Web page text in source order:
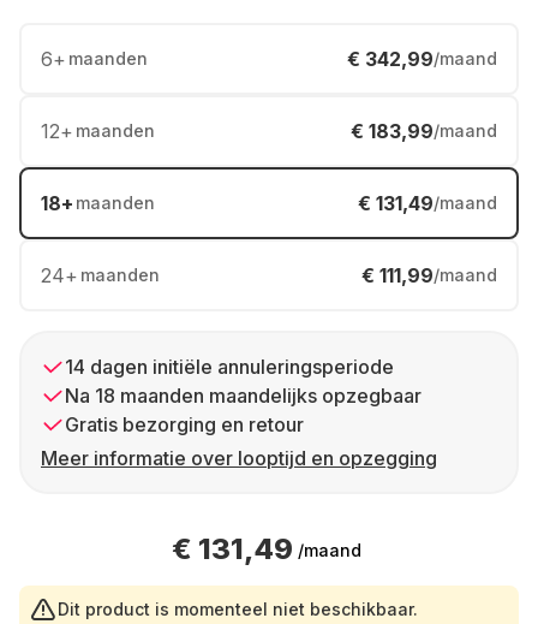
6+ maanden € 342,99/maand
12+ maanden € 183,99/maand
18+ maanden € 131,49/maand
24+ maanden € 111,99/maand
14 dagen initiële annuleringsperiode
Na 18 maanden maandelijks opzegbaar
Gratis bezorging en retour
Meer informatie over looptijd en opzegging
€ 131,49 /maand
Dit product is momenteel niet beschikbaar.